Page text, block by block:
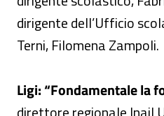
dirigente dell’Ufficio
Terni, Filomena Zampoli.
Ligi: “Fondamentale la